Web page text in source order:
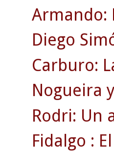
Armando:
Diego
Carburo:
Nogueira
Rodri: Un
Fidalgo :